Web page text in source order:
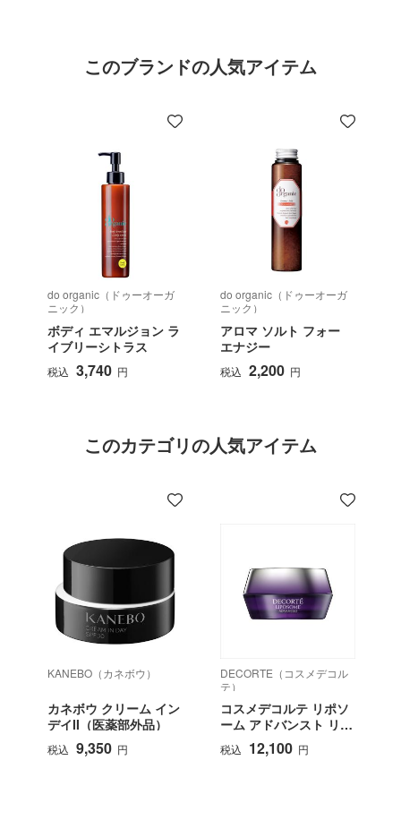
このブランドの人気アイテム
do organic（ドゥーオーガ
ニック）
ボディ エマルジョン ラ
イブリーシトラス
税込 3,740 円
do organic（ドゥーオーガ
ニック）
アロマ ソルト フォー
エナジー
税込 2,200 円
このカテゴリの人気アイテム
KANEBO（カネボウ）
カネボウ クリーム イン
デイII（医薬部外品）
税込 9,350 円
DECORTE（コスメデコル
テ）
コスメデコルテ リポソ
ーム アドバンスト リペ
アクリーム
税込 12,100 円